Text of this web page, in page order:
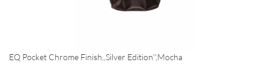
EQ Pocket Chrome Finish,,Silver Edition'',Mocha